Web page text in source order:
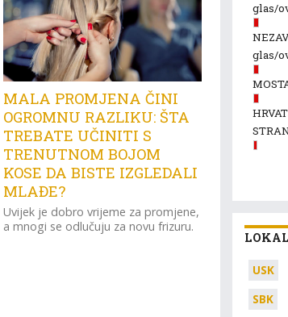
MALA PROMJENA ČINI
OGROMNU RAZLIKU: ŠTA
TREBATE UČINITI S
TRENUTNOM BOJOM
KOSE DA BISTE IZGLEDALI
MLAĐE?
Uvijek je dobro vrijeme za promjene,
a mnogi se odlučuju za novu frizuru.
glas/
glas/
USK
SBK